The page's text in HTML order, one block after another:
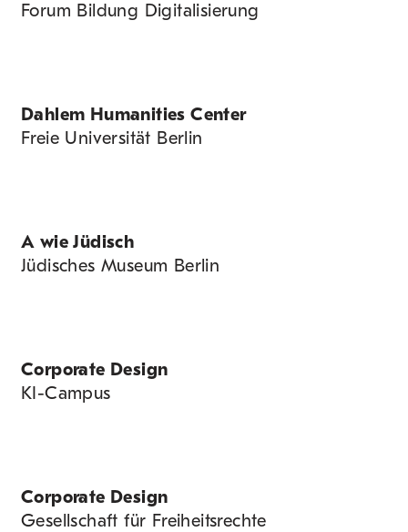
Forum Bildung Digitalisierung
Dahlem Humanities Center
Freie Universität Berlin
A wie Jüdisch
Jüdisches Museum Berlin
Corporate Design
KI-Campus
Corporate Design
Gesellschaft für Freiheitsrechte